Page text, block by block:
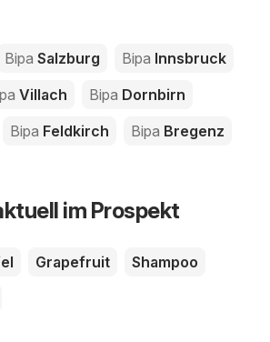
Bipa Salzburg Bipa Innsbruck
Villach Bipa Dornbirn
Bipa Feldkirch Bipa Bregenz
im Prospekt
Grapefruit
Shampoo